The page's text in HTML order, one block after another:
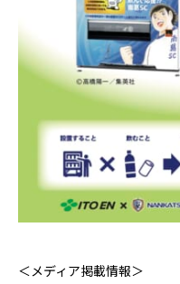
＜メディア掲載情報＞